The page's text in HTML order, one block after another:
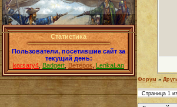
Статистика
Пользователи, посетившие сайт за
текущий день:
korsary4,Badgert Ветерок,LenkaLan
Форум »
Страница 1 из